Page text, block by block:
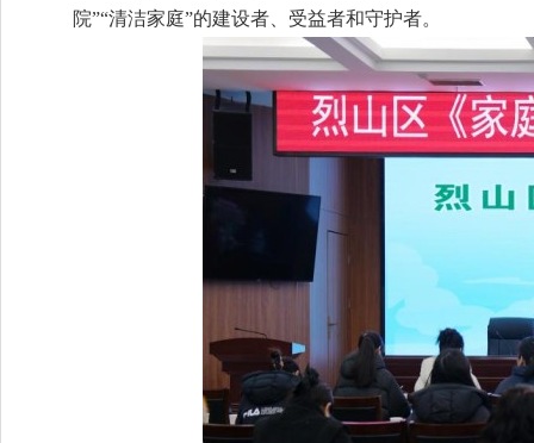
院”“清洁家庭”的建设者、受益者和守护者。